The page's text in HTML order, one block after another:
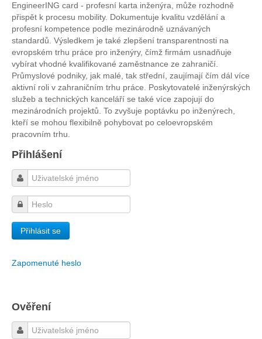
EngineerING card - profesní karta inženýra, může rozhodně
přispět k procesu mobility. Dokumentuje kvalitu vzdělání a
profesní kompetence podle mezinárodně uznávaných
standardů. Výsledkem je také zlepšení transparentnosti na
evropském trhu práce pro inženýry, čímž firmám usnadňuje
vybírat vhodné kvalifikované zaměstnance ze zahraničí.
Průmyslové podniky, jak malé, tak střední, zaujímají čím dál více
aktivní roli v zahraničním trhu práce. Poskytovatelé inženýrských
služeb a technických kanceláří se také více zapojují do
mezinárodních projektů. To zvyšuje poptávku po inženýrech,
kteří se mohou flexibilně pohybovat po celoevropském
pracovním trhu.
Přihlášení
Zapomenuté heslo
Ověření